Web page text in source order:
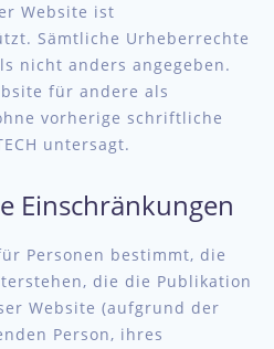
Website ist
Sämtliche Urheberrechte
nicht anders angegeben.
für andere als
vorherige schriftliche
untersagt.
Einschränkungen
Personen bestimmt, die
die die Publikation
Website (aufgrund der
Person, ihres